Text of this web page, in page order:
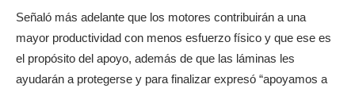
Señaló más adelante que los motores contribuirán a una
mayor productividad con menos esfuerzo físico y que ese es
el propósito del apoyo, además de que las láminas les
ayudarán a protegerse y para finalizar expresó “apoyamos a